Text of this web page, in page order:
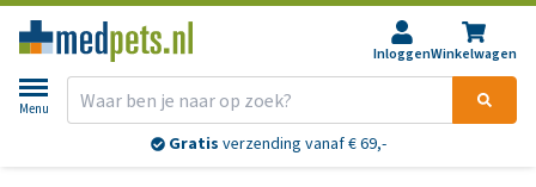
InloggenWinkelwagen
Menu
Gratis verzending vanaf € 69,-